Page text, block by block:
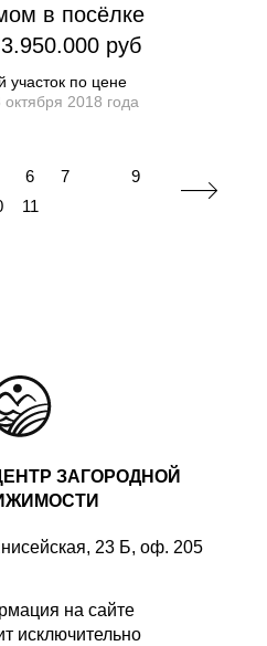
в посёлке
руб
участок по цене
октября 2018 года
6 7
9
11
ЗАГОРОДНОЙ
23 Б, оф. 205
на сайте
исключительно